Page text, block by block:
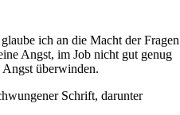
ich an die Macht der
Angst, im Job nicht gut genug
Angst überwinden.